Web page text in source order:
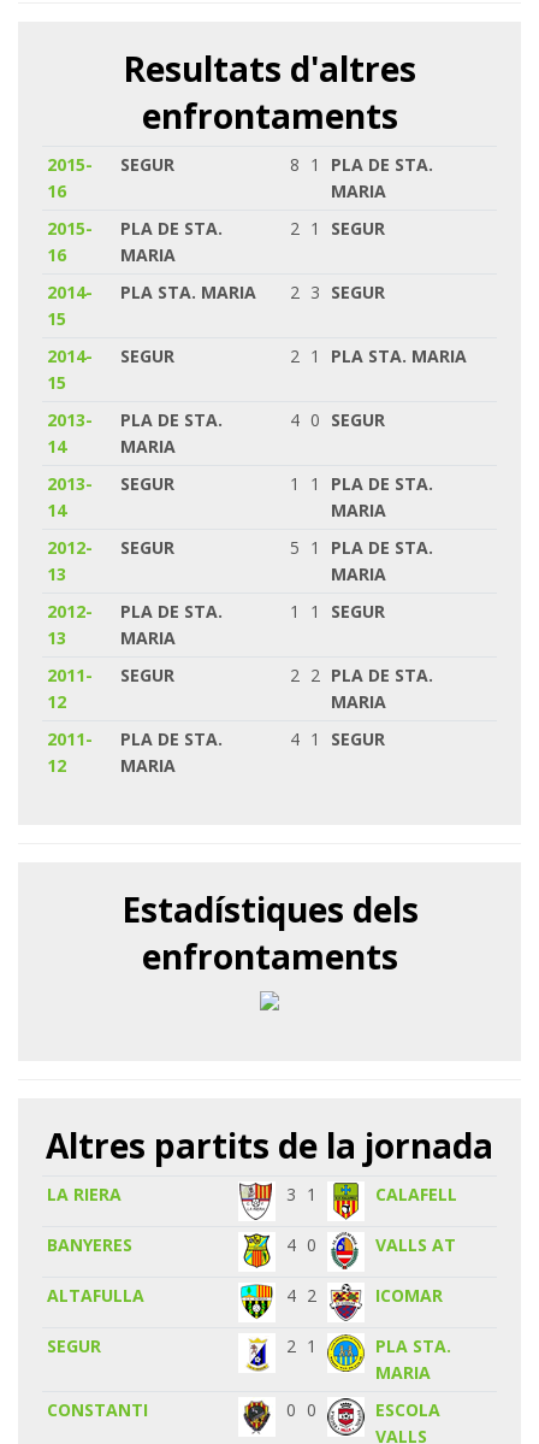
Resultats d'altres
enfrontaments
2015-
16
SEGUR 8 1
PLA DE STA.
MARIA
2015-
16
PLA DE STA.
MARIA
2 1 SEGUR
2014-
15
PLA STA. MARIA 2 3 SEGUR
2014-
15
SEGUR 2 1 PLA STA. MARIA
2013-
14
PLA DE STA.
MARIA
4 0 SEGUR
2013-
14
SEGUR 1 1
PLA DE STA.
MARIA
2012-
13
SEGUR 5 1
PLA DE STA.
MARIA
2012-
13
PLA DE STA.
MARIA
1 1 SEGUR
2011-
12
SEGUR 2 2 PLA DE STA.
MARIA
2011-
12
PLA DE STA.
MARIA
4 1 SEGUR
Estadístiques dels
enfrontaments
Altres partits de la jornada
LA RIERA 3 1 CALAFELL
BANYERES 4 0 VALLS AT
ALTAFULLA 4 2 ICOMAR
SEGUR 2 1
PLA STA.
MARIA
CONSTANTI
0 0
ESCOLA
VALLS